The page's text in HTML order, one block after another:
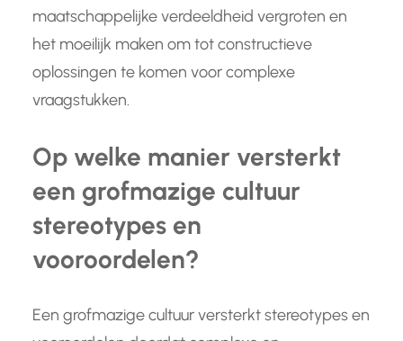
maatschappelijke verdeeldheid vergroten en
het moeilijk maken om tot constructieve
oplossingen te komen voor complexe
vraagstukken.
Op welke manier versterkt
een grofmazige cultuur
stereotypes en
vooroordelen?
Een grofmazige cultuur versterkt stereotypes en